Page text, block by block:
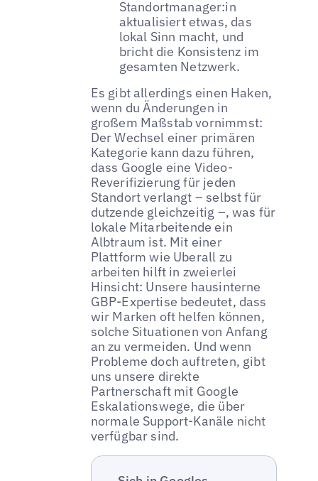
Standortmanager:in
aktualisiert etwas, das
lokal Sinn macht, und
bricht die Konsistenz im
gesamten Netzwerk.
Es gibt allerdings einen Haken,
wenn du Änderungen in
großem Maßstab vornimmst:
Der Wechsel einer primären
Kategorie kann dazu führen,
dass Google eine Video-
Reverifizierung für jeden
Standort verlangt – selbst für
dutzende gleichzeitig –, was für
lokale Mitarbeitende ein
Albtraum ist. Mit einer
Plattform wie Uberall zu
arbeiten hilft in zweierlei
Hinsicht: Unsere hausinterne
GBP-Expertise bedeutet, dass
wir Marken oft helfen können,
solche Situationen von Anfang
an zu vermeiden. Und wenn
Probleme doch auftreten, gibt
uns unsere direkte
Partnerschaft mit Google
Eskalationswege, die über
normale Support-Kanäle nicht
verfügbar sind.